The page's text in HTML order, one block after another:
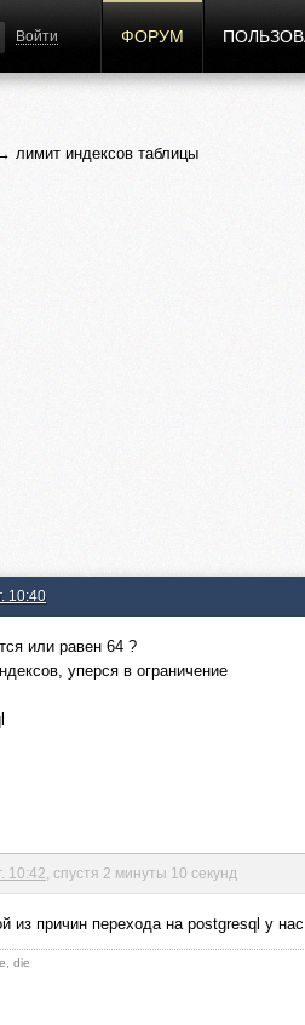
Войти ФОРУМ
лимит индексов таблицы
10:40
или равен 64 ?
уперся в ограничение
10:42 , спустя 2 минуты 10 секунд
из причин перехода на postgresql у
die